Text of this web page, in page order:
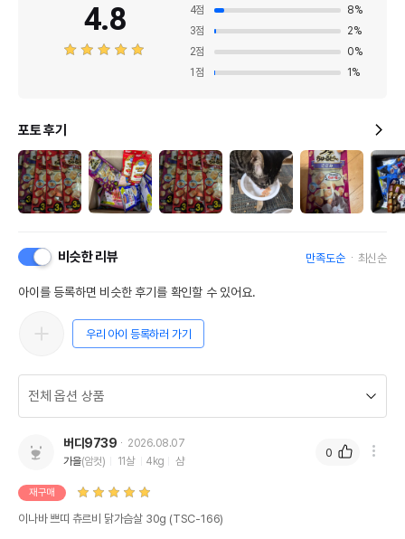
4.8
4점 8%
3점 2%
2점 0%
1 점 1 %
포토 후기
비슷한 리뷰 만족도순 최신순
아이를 등록하면 비슷한 후기를 확인할 수 있어요.
우리 아이 등록하러 가기
버디9739
2026.08.07
가을(암컷) 11살 4kg 샴
재구매
이나바 쁘띠 츄르비 닭가슴살 30g (TSC-166)
0